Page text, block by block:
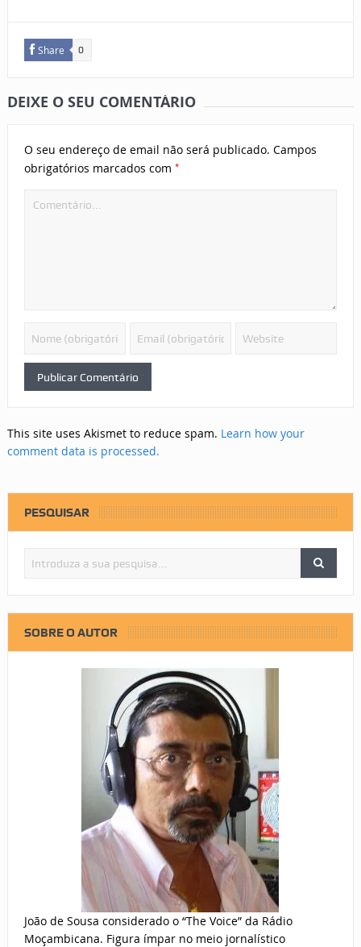
Share 0
DEIXE O SEU COMENTÁRIO
O seu endereço de email não será publicado. Campos
obrigatórios marcados com *
This site uses Akismet to reduce spam. Learn how your
comment data is processed.
PESQUISAR
SOBRE O AUTOR
João de Sousa considerado o “The Voice” da Rádio
Moçambicana. Figura ímpar no meio jornalístico